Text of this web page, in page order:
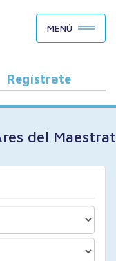
MENÚ
Regístrate
del Maestrat